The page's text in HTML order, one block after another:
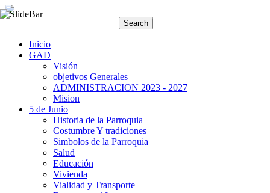
Inicio
GAD
Visión
objetivos Generales
ADMINISTRACION 2023 - 2027
Mision
5 de Junio
Historia de la Parroquia
Costumbre Y tradiciones
Simbolos de la Parroquia
Salud
Educación
Vivienda
Vialidad y Transporte